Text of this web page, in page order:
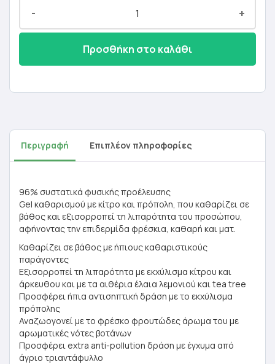
- +
Προσθήκη στο καλάθι
Περιγραφή Επιπλέον πληροφορίες
96% συστατικά φυσικής προέλευσης
Gel καθαρισμού με κίτρο και πρόπολη, που καθαρίζει σε
βάθος και εξισορροπεί τη λιπαρότητα του προσώπου,
αφήνοντας την επιδερμίδα φρέσκια, καθαρή και ματ.
Καθαρίζει σε βάθος με ήπιους καθαριστικούς
παράγοντες
Εξισορροπεί τη λιπαρότητα με εκχύλισμα κίτρου και
άρκευθου και με τα αιθέρια έλαια λεμονιού και tea tree
Προσφέρει ήπια αντισηπτική δράση με το εκχύλισμα
πρόπολης
Αναζωογονεί με το φρέσκο φρουτώδες άρωμα του με
αρωματικές νότες βοτάνων
Προσφέρει extra anti-pollution δράση με έγχυμα από
άγριο τριαντάφυλλο